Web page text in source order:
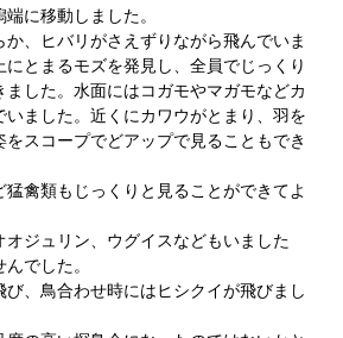
に移動しました。
、ヒバリがさえずりながら飛んでいま
にとまるモズを発見し、全員でじっくり
ました。水面にはコガモやマガモなどカ
いました。近くにカワウがとまり、羽を
スコープでどアップで見ることもでき
猛禽類もじっくりと見ることができてよ
オジュリン、ウグイスなどもいました
でした。
、鳥合わせ時にはヒシクイが飛びまし